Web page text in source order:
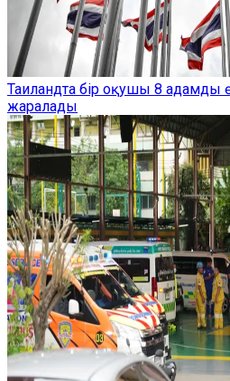
Таиландта бір оқушы 8 адамды
жаралады